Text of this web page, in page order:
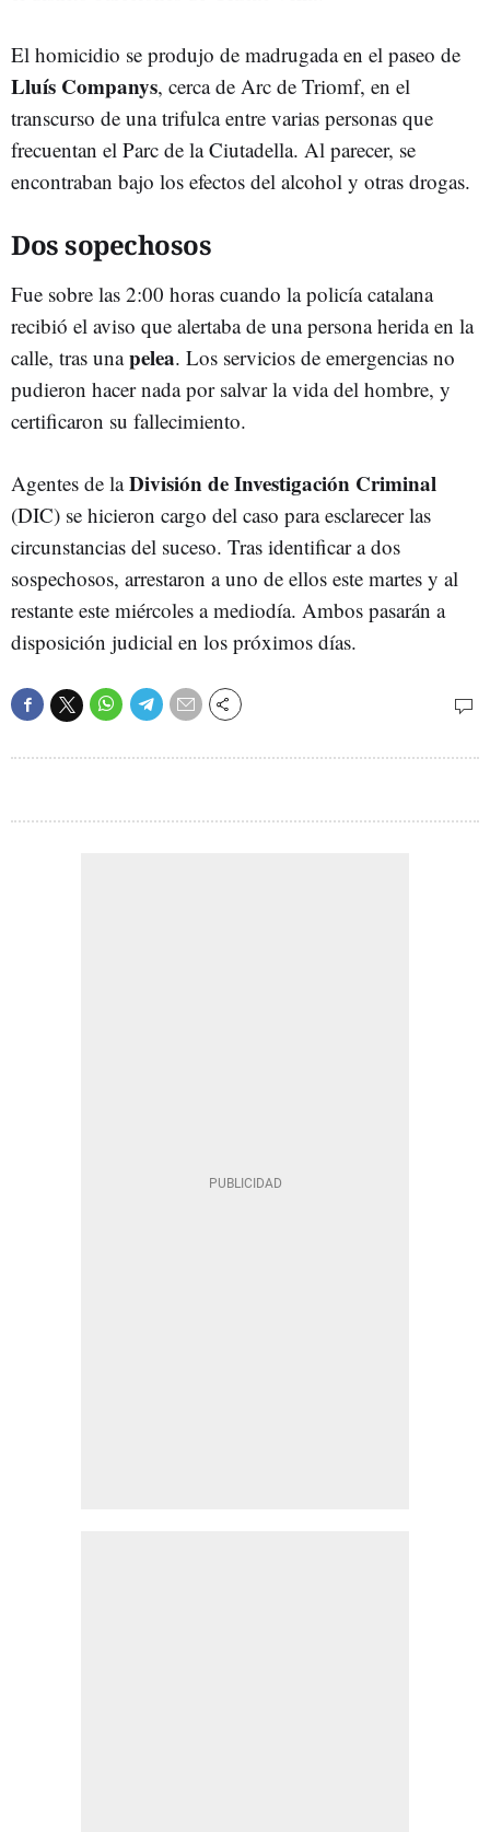
El homicidio se produjo de madrugada en el paseo de
Lluís Companys, cerca de Arc de Triomf, en el
transcurso de una trifulca entre varias personas que
frecuentan el Parc de la Ciutadella. Al parecer, se
encontraban bajo los efectos del alcohol y otras drogas.
Dos sopechosos
Fue sobre las 2:00 horas cuando la policía catalana
recibió el aviso que alertaba de una persona herida en la
calle, tras unapelea. Los servicios de emergencias no
pudieron hacer nada por salvar la vida del hombre, y
certificaron su fallecimiento.
Agentes de laDivisión de Investigación Criminal
(DIC) se hicieron cargo del caso para esclarecer las
circunstancias del suceso. Tras identificar a dos
sospechosos, arrestaron a uno de ellos este martes y al
restante este miércoles a mediodía. Ambos pasarán a
disposición judicial en los próximos días.